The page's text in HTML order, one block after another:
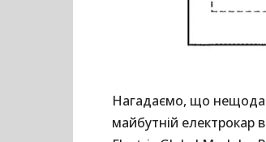
Нагадаємо, що
майбутній електрокар